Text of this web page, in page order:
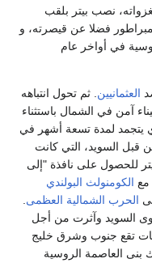
نصب بيتر بلقب
فضلا عن قيصرته، و
في أواخر عام
العثمانيين . ثم تحول انتباهه
آمن في الشمال باستثناء
يتجمد لمدة تسعة أشهر في
قبل السويد، التي كانت
للحصول على نافذة "إلى
الكومنولث البولندي
الحرب الشمالية العظمى
استنفدت قوى السويد وآثرت من أجل
تقع جنوب وشرق خليج
بنى العاصمة الروسية